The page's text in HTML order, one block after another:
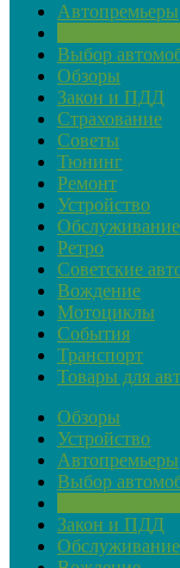
Автопремьеры
Выбор
Обзоры
Закон и ПДД
Страхование
Советы
Тюнинг
Ремонт
Устройство
Обслуживание
Ретро
Советские
Вождение
Мотоциклы
События
Транспорт
Товары для
Обзоры
Устройство
Автопремьеры
Выбор
Закон и ПДД
Обслуживание